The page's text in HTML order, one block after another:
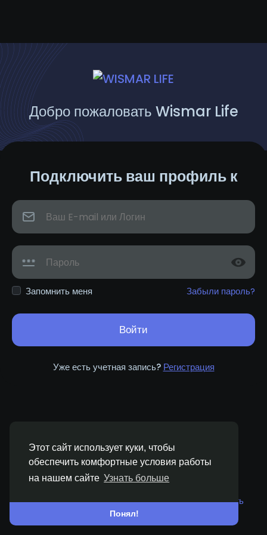
Этот сайт использует куки, чтобы
обеспечить комфортные условия работы
на нашем сайте Узнать больше
Понял!
Добро пожаловать Wismar Life
Подключить ваш профиль к
Запомнить меня Забыли пароль?
Войти
Уже есть учетная запись? Регистрация
О нас Условия использования Конфиденциальность
Каталог